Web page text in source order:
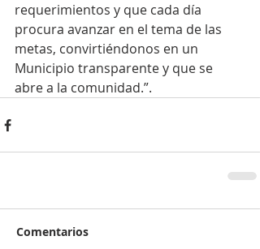
requerimientos y que cada día
procura avanzar en el tema de las
metas, convirtiéndonos en un
Municipio transparente y que se
abre a la comunidad.”.
Comentarios